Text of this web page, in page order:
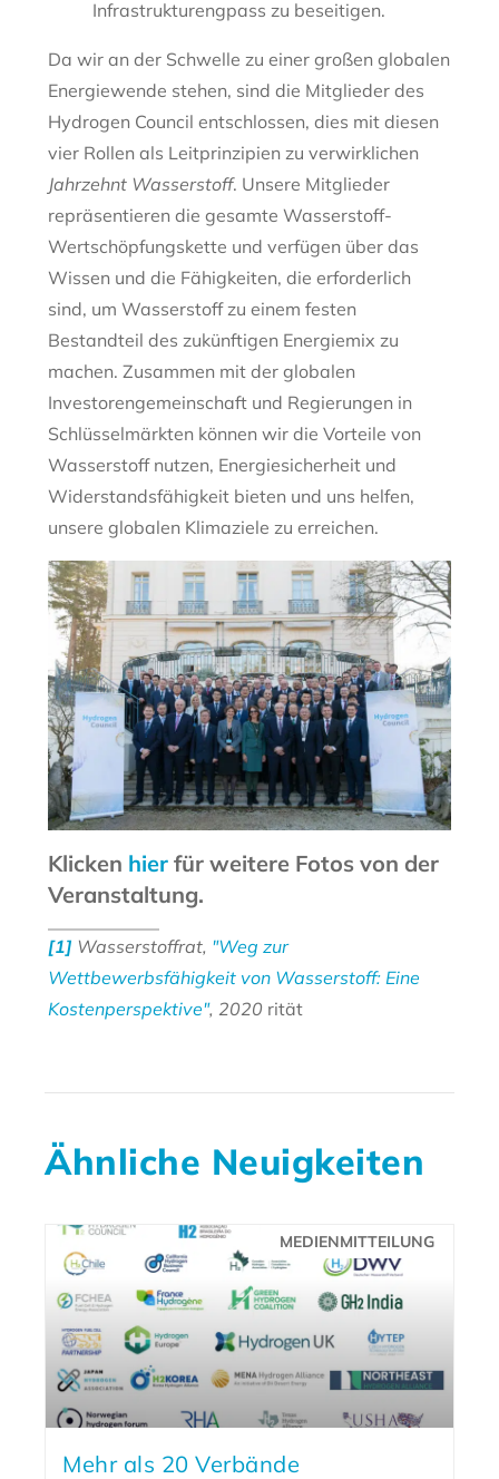
Infrastrukturengpass zu beseitigen.
Da wir an der Schwelle zu einer großen globalen
Energiewende stehen, sind die Mitglieder des
Hydrogen Council entschlossen, dies mit diesen
vier Rollen als Leitprinzipien zu verwirklichen
Jahrzehnt Wasserstoff. Unsere Mitglieder
repräsentieren die gesamte Wasserstoff-
Wertschöpfungskette und verfügen über das
Wissen und die Fähigkeiten, die erforderlich
sind, um Wasserstoff zu einem festen
Bestandteil des zukünftigen Energiemix zu
machen. Zusammen mit der globalen
Investorengemeinschaft und Regierungen in
Schlüsselmärkten können wir die Vorteile von
Wasserstoff nutzen, Energiesicherheit und
Widerstandsfähigkeit bieten und uns helfen,
unsere globalen Klimaziele zu erreichen.
Klicken hierfür weitere Fotos von der
Veranstaltung.
[1] Wasserstoffrat, "Weg zur
Wettbewerbsfähigkeit von Wasserstoff: Eine
Kostenperspektive", 2020 rität
Ähnliche Neuigkeiten
MEDIENMITTEILUNG
Mehr als 20 Verbände